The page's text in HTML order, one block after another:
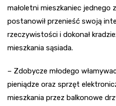
małoletni mieszkaniec jednego
postanowił przenieść swoją
rzeczywistości i dokonał
mieszkania sąsiada.
– Zdobycze młodego
pieniądze oraz sprzęt
mieszkania przez balkonowe